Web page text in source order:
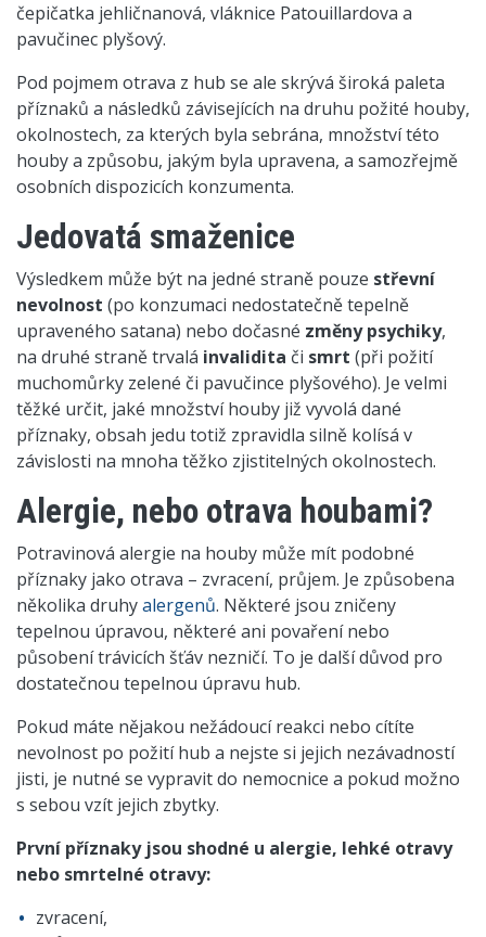
čepičatka jehličnanová, vláknice Patouillardova a
pavučinec plyšový.
Pod pojmem otrava z hub se ale skrývá široká paleta
příznaků a následků závisejících na druhu požité houby,
okolnostech, za kterých byla sebrána, množství této
houby a způsobu, jakým byla upravena, a samozřejmě
osobních dispozicích konzumenta.
Jedovatá smaženice
Výsledkem může být na jedné straně pouze střevní
nevolnost (po konzumaci nedostatečně tepelně
upraveného satana) nebo dočasné změny psychiky,
na druhé straně trvalá invalidita či smrt (při požití
muchomůrky zelené či pavučince plyšového). Je velmi
těžké určit, jaké množství houby již vyvolá dané
příznaky, obsah jedu totiž zpravidla silně kolísá v
závislosti na mnoha těžko zjistitelných okolnostech.
Alergie, nebo otrava houbami?
Potravinová alergie na houby může mít podobné
příznaky jako otrava – zvracení, průjem. Je způsobena
několika druhyalergenů. Některé jsou zničeny
tepelnou úpravou, některé ani povaření nebo
působení trávicích šťáv nezničí. To je další důvod pro
dostatečnou tepelnou úpravu hub.
Pokud máte nějakou nežádoucí reakci nebo cítíte
nevolnost po požití hub a nejste si jejich nezávadností
jisti, je nutné se vypravit do nemocnice a pokud možno
s sebou vzít jejich zbytky.
První příznaky jsou shodné u alergie, lehké otravy
nebo smrtelné otravy:
zvracení,